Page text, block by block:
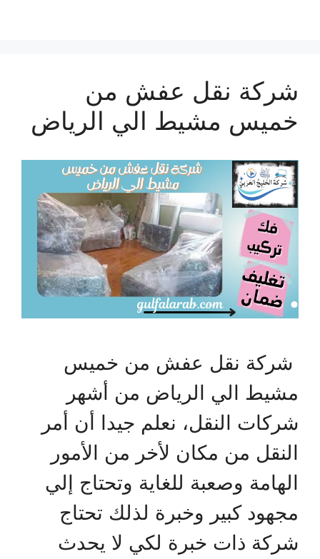
شركة نقل عفش من
خميس مشيط الي الرياض
شركة نقل عفش من خميس
مشيط الي الرياض من أشهر
شركات النقل، نعلم جيدا أن أمر
النقل من مكان لأخر من الأمور
الهامة وصعبة للغاية وتحتاج إلي
مجهود كبير وخبرة لذلك تحتاج
شركة ذات خبرة لكي لا يحدث